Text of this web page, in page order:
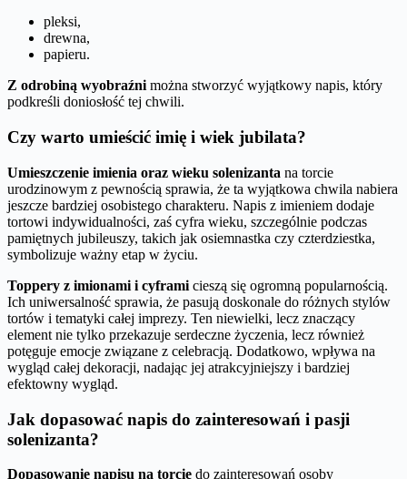
pleksi,
drewna,
papieru.
Z odrobiną wyobraźnimożna stworzyć wyjątkowy napis, który
podkreśli doniosłość tej chwili.
Czy warto umieścić imię i wiek jubilata?
Umieszczenie imienia oraz wieku solenizanta na torcie
urodzinowym z pewnością sprawia, że ta wyjątkowa chwila nabiera
jeszcze bardziej osobistego charakteru. Napis z imieniem dodaje
tortowi indywidualności, zaś cyfra wieku, szczególnie podczas
pamiętnych jubileuszy, takich jak osiemnastka czy czterdziestka,
symbolizuje ważny etap w życiu.
Toppery z imionami i cyframi cieszą się ogromną popularnością.
Ich uniwersalność sprawia, że pasują doskonale do różnych stylów
tortów i tematyki całej imprezy. Ten niewielki, lecz znaczący
element nie tylko przekazuje serdeczne życzenia, lecz również
potęguje emocje związane z celebracją. Dodatkowo, wpływa na
wygląd całej dekoracji, nadając jej atrakcyjniejszy i bardziej
efektowny wygląd.
Jak dopasować napis do zainteresowań i pasji
solenizanta?
Dopasowanie napisu na torcie do zainteresowań osoby